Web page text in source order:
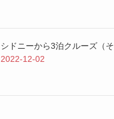
シドニーから3泊クルーズ（
2022-12-02